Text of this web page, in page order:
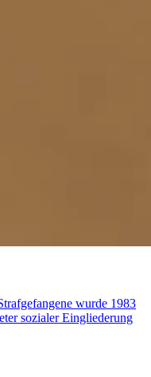
wurde 1983
sozialer Eingliederung